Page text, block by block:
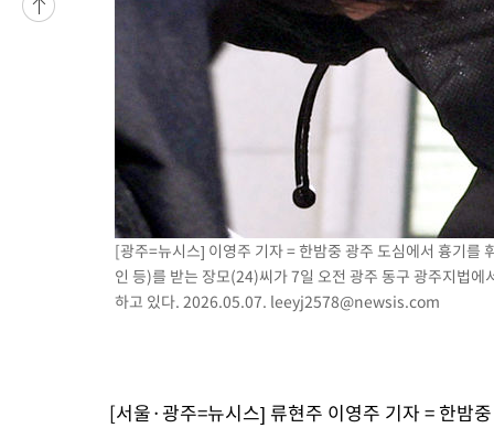
[광주=뉴시스] 이영주 기자 = 한밤중 광주 도심에서 흉기를
인 등)를 받는 장모(24)씨가 7일 오전 광주 동구 광주지법
하고 있다. 2026.05.07. leeyj2578@newsis.com
[서울·광주=뉴시스] 류현주 이영주 기자 = 한밤